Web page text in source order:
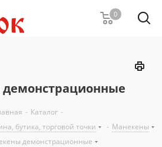
0
- Каталог -
бутика, торговой точки
- Манекены
демонстрационные